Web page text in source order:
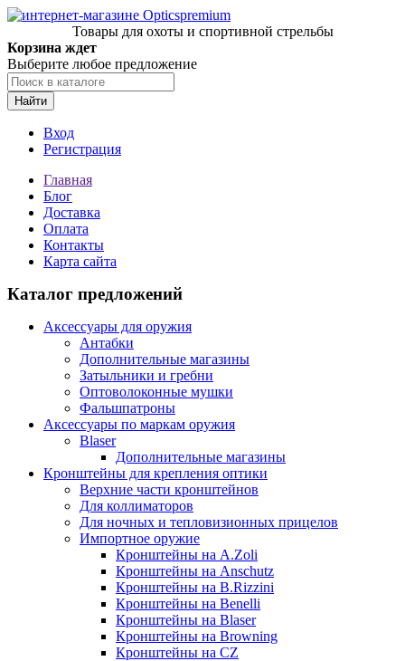
Товары для охоты и спортивной стрельбы
Корзина ждет
Выберите любое предложение
Найти
Вход
Регистрация
Главная
Блог
Доставка
Оплата
Контакты
Карта сайта
Каталог предложений
Аксессуары для оружия
Антабки
Дополнительные магазины
Затыльники и гребни
Оптоволоконные мушки
Фальшпатроны
Аксессуары по маркам оружия
Blaser
Дополнительные магазины
Кронштейны для крепления оптики
Верхние части кронштейнов
Для коллиматоров
Для ночных и тепловизионных прицелов
Импортное оружие
Кронштейны на A.Zoli
Кронштейны на Anschutz
Кронштейны на B.Rizzini
Кронштейны на Benelli
Кронштейны на Blaser
Кронштейны на Browning
Кронштейны на CZ